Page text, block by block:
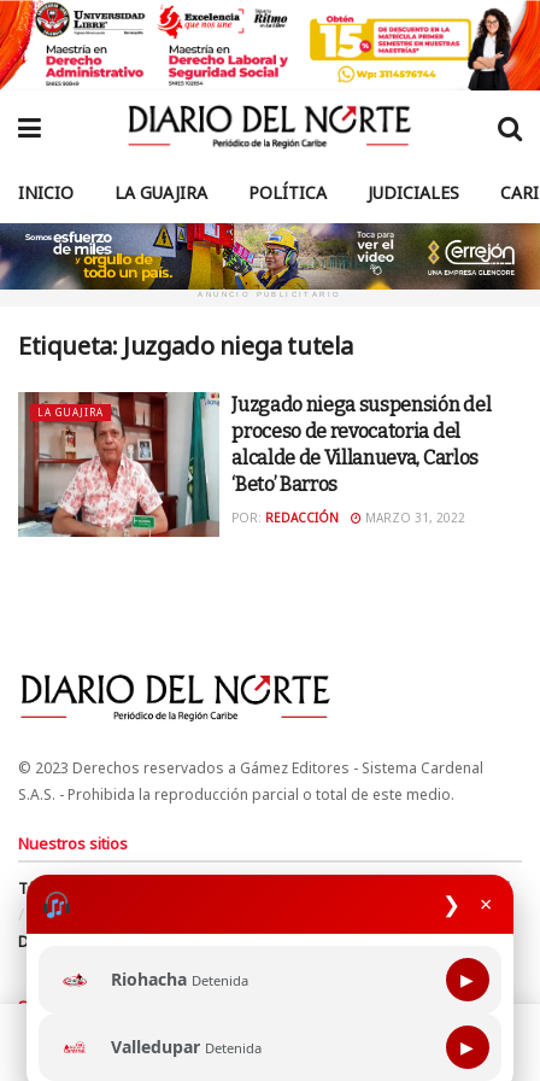
❯ ×
Riohacha Detenida ▶
Valledupar Detenida ▶
INICIO LA GUAJIRA POLÍTICA JUDICIALES
ANUNCIO PUBLICITARIO
Etiqueta: Juzgado niega tutela
LA GUAJIRA
Juzgado niega suspensión del
proceso de revocatoria del
alcalde de Villanueva, Carlos
‘Beto’ Barros
POR: REDACCIÓN MARZO 31, 2022
© 2023 Derechos reservados a Gámez Editores - Sistema Cardenal
S.A.S. - Prohibida la reproducción parcial o total de este medio.
Nuestros sitios
Términos y Condiciones
Derechos de Autor y Propiedad Intelectual
Política de uso de cookies
Política de Tratamiento de Datos
Directrices Editoriales
Síguenos
Esta página web usa cookie para mejorar tu experiencia de
navegación, al continuar aceptas nuestra política de uso de